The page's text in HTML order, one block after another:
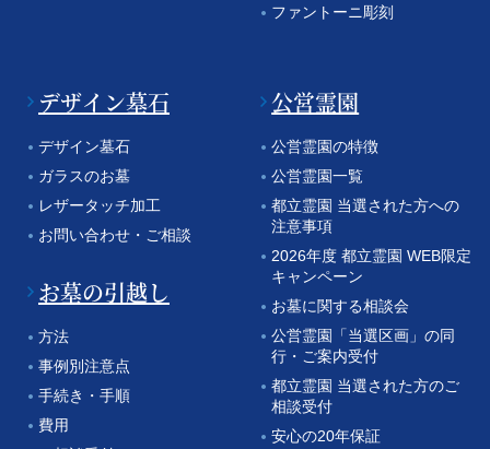
ファントーニ彫刻
デザイン墓石
デザイン墓石
ガラスのお墓
レザータッチ加工
お問い合わせ・ご相談
お墓の引越し
方法
事例別注意点
手続き・手順
費用
公営霊園
公営霊園の特徴
公営霊園一覧
都立霊園 当選された方への
注意事項
2026年度 都立霊園 WEB限定
キャンペーン
お墓に関する相談会
公営霊園「当選区画」の同
行・ご案内受付
都立霊園 当選された方のご
相談受付
安心の20年保証